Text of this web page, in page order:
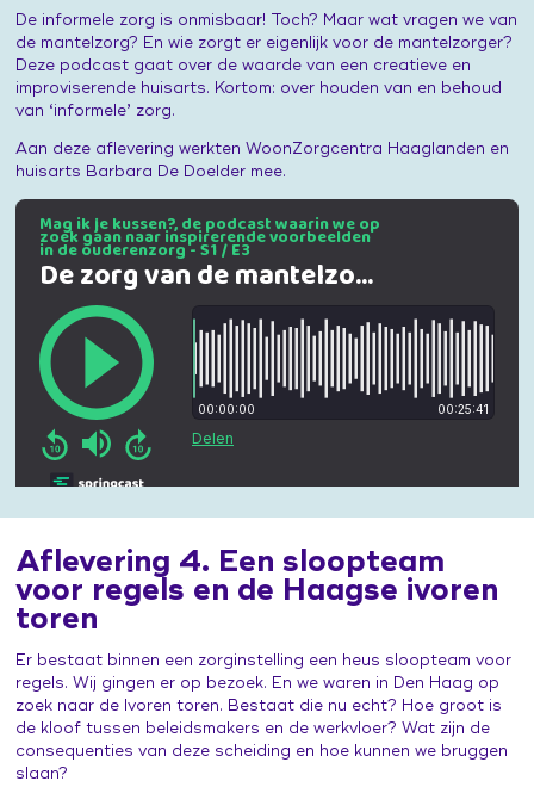
De informele zorg is onmisbaar! Toch? Maar wat vragen we van
de mantelzorg? En wie zorgt er eigenlijk voor de mantelzorger?
Deze podcast gaat over de waarde van een creatieve en
improviserende huisarts. Kortom: over houden van en behoud
van ‘informele’ zorg.
Aan deze aflevering werkten WoonZorgcentra Haaglanden en
huisarts Barbara De Doelder mee.
Aflevering 4. Een sloopteam
voor regels en de Haagse ivoren
toren
Er bestaat binnen een zorginstelling een heus sloopteam voor
regels. Wij gingen er op bezoek. En we waren in Den Haag op
zoek naar de Ivoren toren. Bestaat die nu echt? Hoe groot is
de kloof tussen beleidsmakers en de werkvloer? Wat zijn de
consequenties van deze scheiding en hoe kunnen we bruggen
slaan?